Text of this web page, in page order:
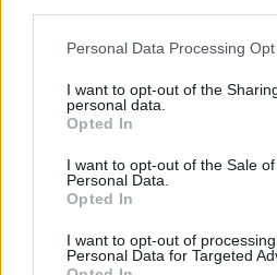
Please note that this website/app
not limited to your visit or usage
grant or deny consent to Google
use your data for below specified
consent section.
Personal Data Processing
I want to opt-out of the
personal data.
Opted In
I want to opt-out of the Sale
Personal Data.
Opted In
I want to opt-out of
Personal Data for Targeted
Eltelt ez a pár nap is, amit
máris fel kell vennem a
meghosszabbított hétvégét a
bár nekem fel kelett jönnöm,
maradhatott.Szerencsére
fantasztikus volt, tényleg…
Szabadság, vakáció